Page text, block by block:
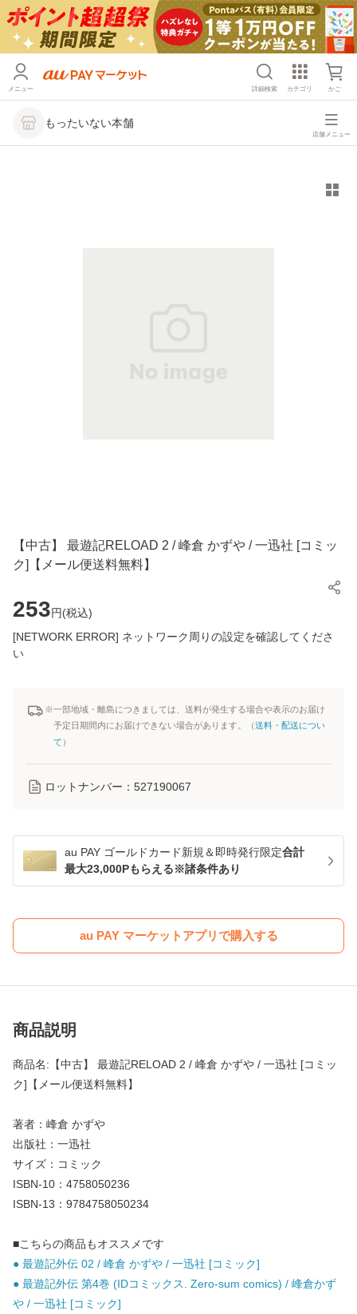
メニュー 詳細検索 カテゴリ かご
もったいない本舗
店舗メニュー
【中古】 最遊記RELOAD 2 / 峰倉 かずや / 一迅社 [コミッ
ク]【メール便送料無料】
253円(税込)
[NETWORK ERROR] ネットワーク周りの設定を確認してくださ
い
※一部地域・離島につきましては、送料が発生する場合や表示のお届け
予定日期間内にお届けできない場合があります。（送料・配送につい
て ）
ロットナンバー： 527190067
au PAY ゴールドカード新規＆即時発行限定合計
最大23,000Pもらえる※諸条件あり
au PAY マーケットアプリで購入する
商品説明
商品名:【中古】 最遊記RELOAD 2 / 峰倉 かずや / 一迅社 [コミッ
ク]【メール便送料無料】
著者：峰倉 かずや
出版社：一迅社
サイズ：コミック
ISBN-10：4758050236
ISBN-13：9784758050234
■こちらの商品もオススメです
● 最遊記外伝 02 / 峰倉 かずや / 一迅社 [コミック]
● 最遊記外伝 第4巻 (IDコミックス. Zero-sum comics) / 峰倉かず
や / 一迅社 [コミック]